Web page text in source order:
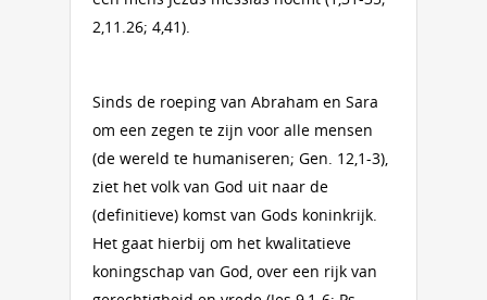
2,11.26; 4,41).
Sinds de roeping van Abraham en Sara
om een zegen te zijn voor alle mensen
(de wereld te humaniseren; Gen. 12,1-3),
ziet het volk van God uit naar de
(definitieve) komst van Gods koninkrijk.
Het gaat hierbij om het kwalitatieve
koningschap van God, over een rijk van